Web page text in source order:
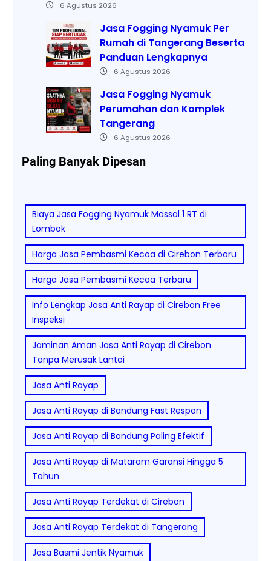
6 Agustus 2026
Jasa Fogging Nyamuk Per
Rumah di Tangerang Beserta
Panduan Lengkapnya
6 Agustus 2026
Jasa Fogging Nyamuk
Perumahan dan Komplek
Tangerang
6 Agustus 2026
Paling Banyak Dipesan
Biaya Jasa Fogging Nyamuk Massal 1 RT di
Lombok
Harga Jasa Pembasmi Kecoa di Cirebon Terbaru
Harga Jasa Pembasmi Kecoa Terbaru
Info Lengkap Jasa Anti Rayap di Cirebon Free
Inspeksi
Jaminan Aman Jasa Anti Rayap di Cirebon
Tanpa Merusak Lantai
Jasa Anti Rayap
Jasa Anti Rayap di Bandung Fast Respon
Jasa Anti Rayap di Bandung Paling Efektif
Jasa Anti Rayap di Mataram Garansi Hingga 5
Tahun
Jasa Anti Rayap Terdekat di Cirebon
Jasa Anti Rayap Terdekat di Tangerang
Jasa Basmi Jentik Nyamuk